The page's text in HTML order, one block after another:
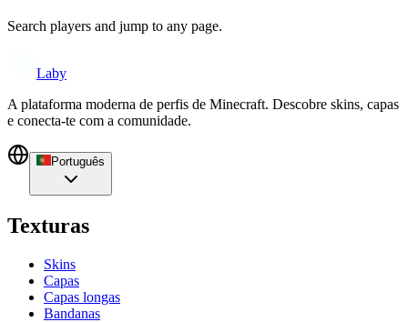
Search players and jump to any page.
Laby
A plataforma moderna de perfis de Minecraft. Descobre skins, capas
e conecta-te com a comunidade.
Português
Texturas
Skins
Capas
Capas longas
Bandanas